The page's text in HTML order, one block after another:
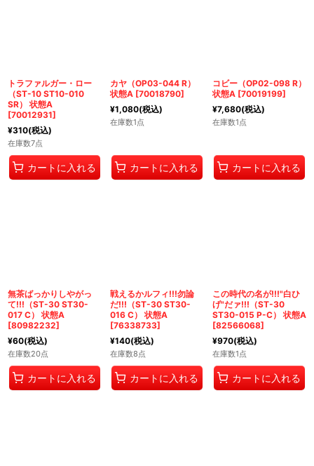
トラファルガー・ロー
（ST-10 ST10-010
SR） 状態A
[70012931]
¥310(税込)
在庫数7点
カートに入れる
カヤ（OP03-044 R）
状態A [70018790]
¥1,080(税込)
在庫数1点
カートに入れる
コビー（OP02-098 R）
状態A [70019199]
¥7,680(税込)
在庫数1点
カートに入れる
無茶ばっかりしやがっ
て!!!（ST-30 ST30-
017 C） 状態A
[80982232]
¥60(税込)
在庫数20点
カートに入れる
戦えるかルフィ!!!勿論
だ!!!（ST-30 ST30-
016 C） 状態A
[76338733]
¥140(税込)
在庫数8点
カートに入れる
この時代の名が!!!"白ひ
げ"だァ!!!（ST-30
ST30-015 P-C） 状態A
[82566068]
¥970(税込)
在庫数1点
カートに入れる